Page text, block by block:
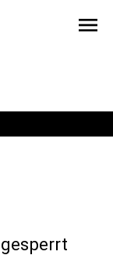
menu